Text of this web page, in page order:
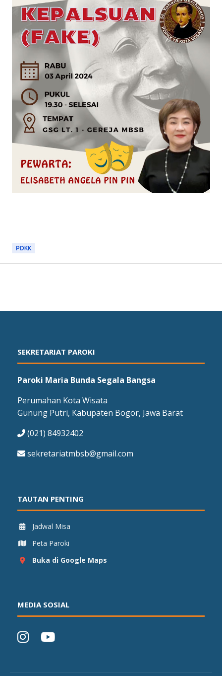
PDKK
SEKRETARIAT PAROKI
Paroki Maria Bunda Segala Bangsa
Perumahan Kota Wisata
Gunung Putri, Kabupaten Bogor, Jawa Barat
(021) 84932402
sekretariatmbsb@gmail.com
TAUTAN PENTING
Jadwal Misa
Peta Paroki
Buka di Google Maps
MEDIA SOSIAL